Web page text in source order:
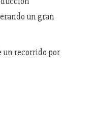
un gran
un recorrido por